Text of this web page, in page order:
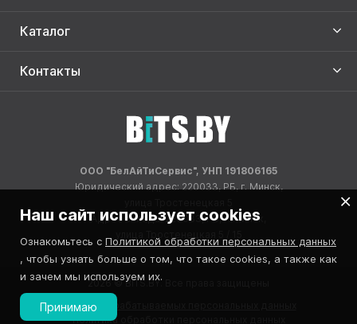
Каталог
Контакты
ООО "БелАйТиСервис", УНП 191806165
Юридический адрес: 220033, РБ, г. Минск,
Адрес склада: 220033, РБ, г. Минск,
улица Тростенецкая 5 / 15
2026 © BITS.BY. Все права защищены
Реестр обрабатываемых персональных данных
Политика обработки персональных данных
Наш сайт использует cookies
Ознакомьтесь с Политикой обработки персональных данных
, чтобы узнать больше о том, что такое cookies, а также как
и зачем мы используем их.
Принимаю